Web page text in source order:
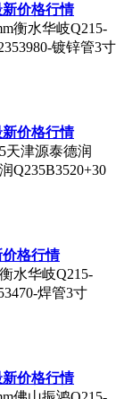
新价格行情
衡水华岐Q215-
镀锌管3寸
新价格行情
天津源泰德润
Q235B3520+30
价格行情
水华岐Q215-
焊管3寸
新价格行情